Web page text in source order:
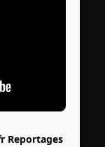
Reportages